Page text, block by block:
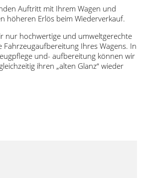
Auftritt mit Ihrem Wagen und
höheren Erlös beim Wiederverkauf.
nur hochwertige und umweltgerechte
Ihres Wagens. In
und- aufbereitung können wir
ihren „alten Glanz“ wieder